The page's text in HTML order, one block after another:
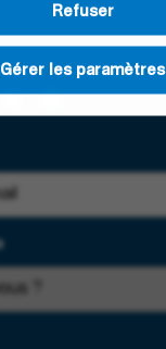
Refuser
Gérer les paramètres